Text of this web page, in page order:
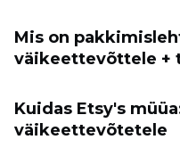
Mis on
väikeettevõttele +
Kuidas Etsy's
väikeettevõtetele